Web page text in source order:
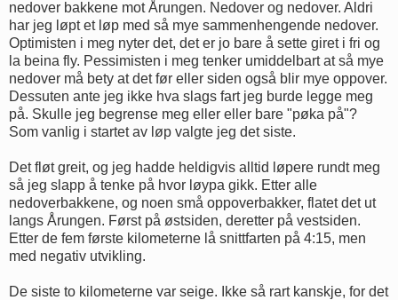
nedover bakkene mot Årungen. Nedover og nedover. Aldri
har jeg løpt et løp med så mye sammenhengende nedover.
Optimisten i meg nyter det, det er jo bare å sette giret i fri og
la beina fly. Pessimisten i meg tenker umiddelbart at så mye
nedover må bety at det før eller siden også blir mye oppover.
Dessuten ante jeg ikke hva slags fart jeg burde legge meg
på. Skulle jeg begrense meg eller eller bare "pøka på"?
Som vanlig i startet av løp valgte jeg det siste.
Det fløt greit, og jeg hadde heldigvis alltid løpere rundt meg
så jeg slapp å tenke på hvor løypa gikk. Etter alle
nedoverbakkene, og noen små oppoverbakker, flatet det ut
langs Årungen. Først på østsiden, deretter på vestsiden.
Etter de fem første kilometerne lå snittfarten på 4:15, men
med negativ utvikling.
De siste to kilometerne var seige. Ikke så rart kanskje, for det